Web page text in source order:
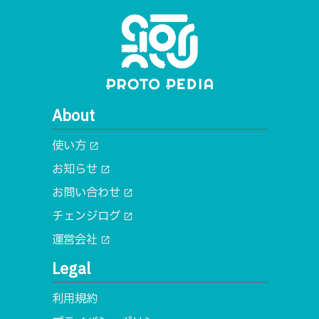
About
使い方 open_in_new
お知らせ open_in_new
お問い合わせ open_in_new
チェンジログ open_in_new
運営会社 open_in_new
Legal
利用規約